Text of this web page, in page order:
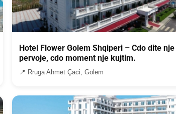
Hotel Flower Golem Shqiperi – Cdo dite nje
pervoje, cdo moment nje kujtim.
📍 Rruga Ahmet Çaci, Golem